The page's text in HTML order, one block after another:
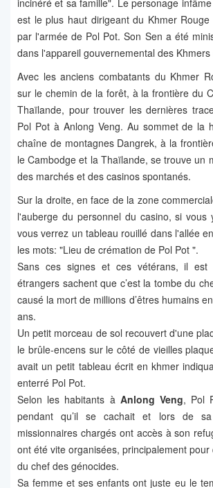
incinéré et sa famille". Le personage
est le plus haut dirigeant du Khmer
par l'armée de Pol Pot. Son Sen a été
dans l'appareil gouvernemental des Khmers
Avec les anciens combatants du Khmer
sur le chemin de la forêt, à la frontière du
Thaïlande, pour trouver les dernières
Pol Pot à Anlong Veng. Au sommet de la
chaîne de montagnes Dangrek, à la
le Cambodge et la Thaïlande, se trouve un
des marchés et des casinos spontanés.
Sur la droite, en face de la zone
l'auberge du personnel du casino, si vous
vous verrez un tableau rouillé dans l'allée
les mots: "Lieu de crémation de Pol Pot ".
Sans ces signes et ces vétérans, il est
étrangers sachent que c’est la tombe du
causé la mort de millions d’êtres humains
ans.
Un petit morceau de sol recouvert d'une
le brûle-encens sur le côté de vieilles
avait un petit tableau écrit en khmer
enterré Pol Pot.
Selon les habitants à Anlong Veng, Pol
pendant qu’il se cachait et lors de
missionnaires chargés ont accès à son
ont été vite organisées, principalement pour
du chef des génocides.
Sa femme et ses enfants ont juste eu le